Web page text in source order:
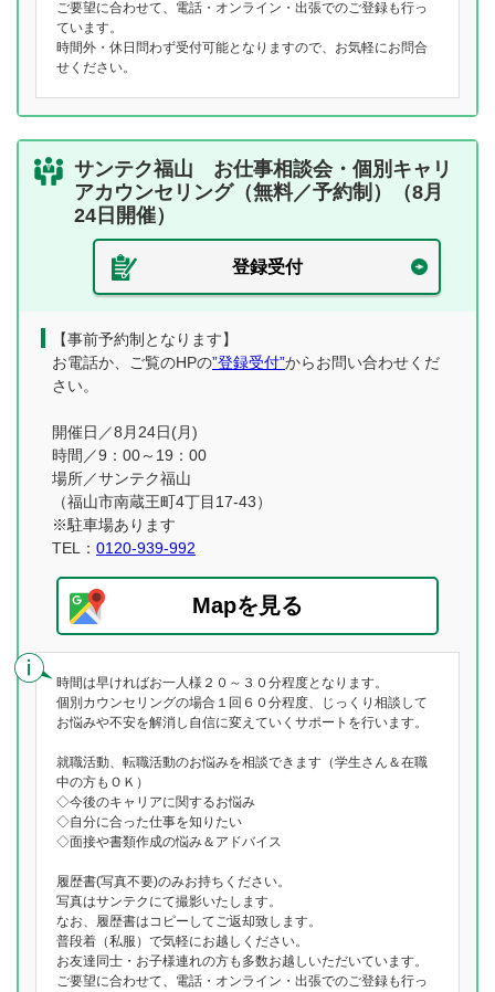
ご要望に合わせて、電話・オンライン・出張でのご登録も行っ
ています。
時間外・休日問わず受付可能となりますので、お気軽にお問合
せください。
サンテク福山 お仕事相談会・個別キャリ
アカウンセリング（無料／予約制）（8月
24日開催）
登録受付
【事前予約制となります】
お電話か、ご覧のHPの”登録受付”からお問い合わせくだ
さい。
開催日／8月24日(月)
時間／9：00～19：00
場所／サンテク福山
（福山市南蔵王町4丁目17-43）
※駐車場あります
TEL： 0120-939-992
Mapを見る
時間は早ければお一人様２０～３０分程度となります。
個別カウンセリングの場合１回６０分程度、じっくり相談して
お悩みや不安を解消し自信に変えていくサポートを行います。
就職活動、転職活動のお悩みを相談できます（学生さん＆在職
中の方もＯＫ）
◇今後のキャリアに関するお悩み
◇自分に合った仕事を知りたい
◇面接や書類作成の悩み＆アドバイス
履歴書(写真不要)のみお持ちください。
写真はサンテクにて撮影いたします。
なお、履歴書はコピーしてご返却致します。
普段着（私服）で気軽にお越しください。
お友達同士・お子様連れの方も多数お越しいただいています。
ご要望に合わせて、電話・オンライン・出張でのご登録も行っ